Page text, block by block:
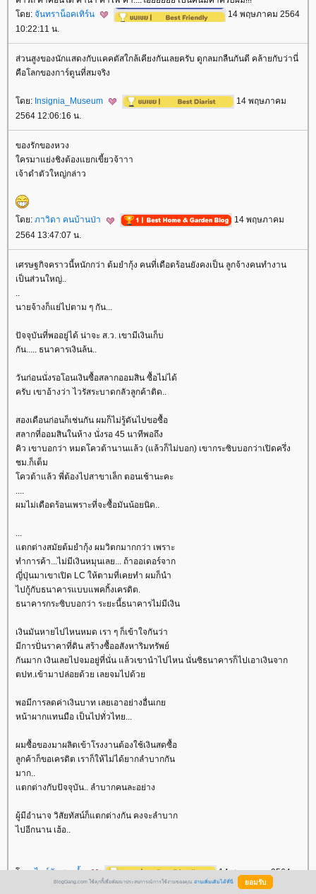
ดย: จันทราน็อคเทิร์น
14 พฤษภาคม 2564
10:22:11 น.
ส่วนสูงของนักแสดงกับแคคตัสใกล้เคียงกันเลยครับ ดูกลมกลืนกันดี คล้ายกับว่านี่
คือโลกของการ์ตูนที่สมจริง
ดย: Insignia_Museum
14 พฤษภาคม
2564 12:06:16 น.
ของรักของหวง
ครมาแย่งชิงต้องแยกเขี้ยวจ้าาา
เจ้าดำตัวใหญ่กล่าว
ดย: ภาวิดา คนบ้านป่า
14 พฤษภาคม
2564 13:47:07 น.
เศรษฐกิจคราวนี้หนักกว่า ต้มยำกุ้ง คนที่เดือดร้อนยังคงเป็น ลูกจ้างคนทำงาน
เป็นส่วนใหญ่..
นายจ้างก็แย่ไปตาม ๆ กัน...
ปัจจุบันที่พออยู่ได้ น่าจะ ส.ว. เขามีเงินเก็บ
กัน..... ธนาคารเงินล้น..
วันก่อนนั่งรอโอนเงินซื้อสลากออมสิน ซื้อไม่ได้
ครับ เขาอ้างว่า ไวรัสระบาดกลัวลูกค้าติด..
สองเดือนก่อนก็เช่นกัน ผมก็ไม่รู้ดันไปขอซื้อ
สลากที่ออมสินในห้าง นั่งรอ 45 นาทีพอถึง
คิว เขาบอกว่า หมดโควต้านานแล้ว (แล้วก็ไม่บอก) เขากระซิบบอกว่าเปิดครึ่ง
ชม.ก็เต็ม
ควต้าแล้ว พี่ต้องไปสาขาเล็ก ตอนเช้านะคะ
ผมไม่เดือดร้อนเพราะที่จะซื้อมันน้อยนิด..
ตกต่างสมัยต้มยำกุ้ง ผมวิตกมากกว่า เพราะ
ทำการค้า...ไม่มีเงินหมุนเลย... ถ้าออเดอร์จาก
ญี่ปุ่นมาเขาเปิด LC ให้ตามที่เคยทำ ผมก็นำ
ไปกู้กับธนาคารแบบแพคกิ้งเครดิต.
ธนาคารกระซิบบอกว่า ระยะนี้ธนาคารไม่มีเงิน
เงินมันหายไปไหนหมด เรา ๆ ก็เข้าใจกันว่า
มีการปั่นราคาที่ดิน สร้างซื้ออสังหาริมทรัพย์
กันมาก เงินเลยไปจมอยู่ที่นั่น แล้วเขานำไปไหน นั่นซิธนาคารก็ไปเอาเงินจาก
ตปท.เข้ามาปล่อยด้วย เลยจมไปด้ว
พอมีการลดค่าเงินบาท เลยเอาอย่างอื่นเก
หน้าผากแทนมือ เป็นไปทั่วไทย...
ผมซื้อของมาผลิตเข้าโรงงานต้องใช้เงินสดซื้อ
ลูกค้าก็ขอเครดิต เราก็ให้ไม่ได้ยากลำบากกัน
มาก..
ตกต่างกับปัจจุบัน.. ลำบากคนละอย่าง
ผู้มีอำนาจ วิสัยทัสน์ก็แตกต่างกัน คงจะลำบาก
ไปอีกนาน เฮ้อ..
ดย:ไวน์กับสายน้ำ
14 พฤษภาคม 2564
BlogGang.com ใช้คุกกี้เพื่อพัฒนาประสบการณ์การใช้งานของคุณ อ่านเพิ่มเติมได้ที่นี่